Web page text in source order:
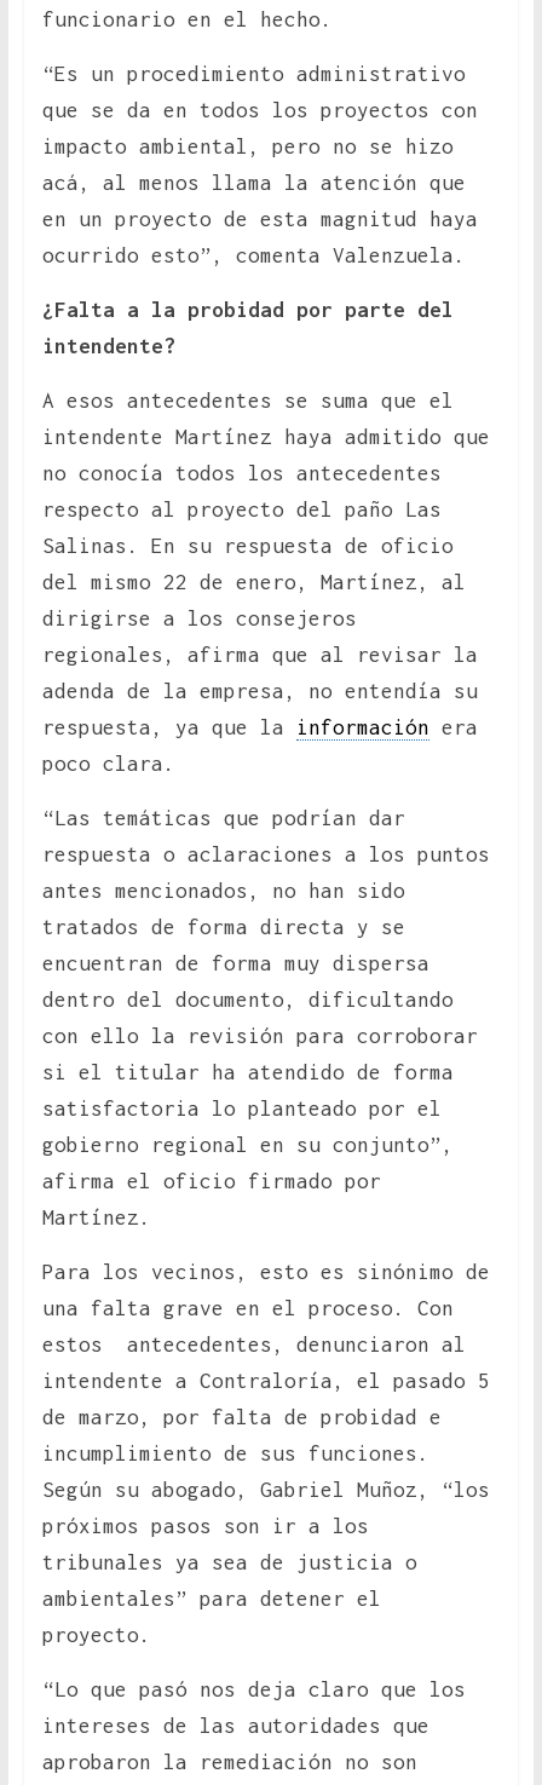
funcionario en el hecho.
“Es un procedimiento administrativo
que se da en todos los proyectos con
impacto ambiental, pero no se hizo
acá, al menos llama la atención que
en un proyecto de esta magnitud haya
ocurrido esto”, comenta Valenzuela.
¿Falta a la probidad por parte del
intendente?
A esos antecedentes se suma que el
intendente Martínez haya admitido que
no conocía todos los antecedentes
respecto al proyecto del paño Las
Salinas. En su respuesta de oficio
del mismo 22 de enero, Martínez, al
dirigirse a los consejeros
regionales, afirma que al revisar la
adenda de la empresa, no entendía su
respuesta, ya que la
información era
poco clara.
“Las temáticas que podrían dar
respuesta o aclaraciones a los puntos
antes mencionados, no han sido
tratados de forma directa y se
encuentran de forma muy dispersa
dentro del documento, dificultando
con ello la revisión para corroborar
si el titular ha atendido de forma
satisfactoria lo planteado por el
gobierno regional en su conjunto”,
afirma el oficio firmado por
Martínez.
Para los vecinos, esto es sinónimo de
una falta grave en el proceso. Con
estos antecedentes, denunciaron al
intendente a Contraloría, el pasado 5
de marzo, por falta de probidad e
incumplimiento de sus funciones.
Según su abogado, Gabriel Muñoz, “los
próximos pasos son ir a los
tribunales ya sea de justicia o
ambientales” para detener el
proyecto.
“Lo que pasó nos deja claro que los
intereses de las autoridades que
aprobaron la remediación no son